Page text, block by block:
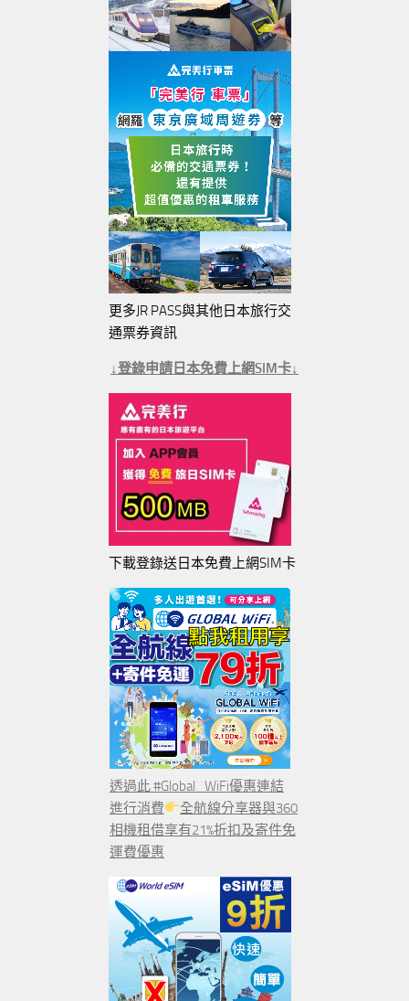
更多JR PASS與其他日本旅行交
通票券資訊
↓登錄申請日本免費上網SIM卡↓
下載登錄送日本免費上網SIM卡
透過此 #Global_WiFi優惠連結
進行消費
全航線分享器與360
相機租借享有21%折扣及寄件免
運費優惠